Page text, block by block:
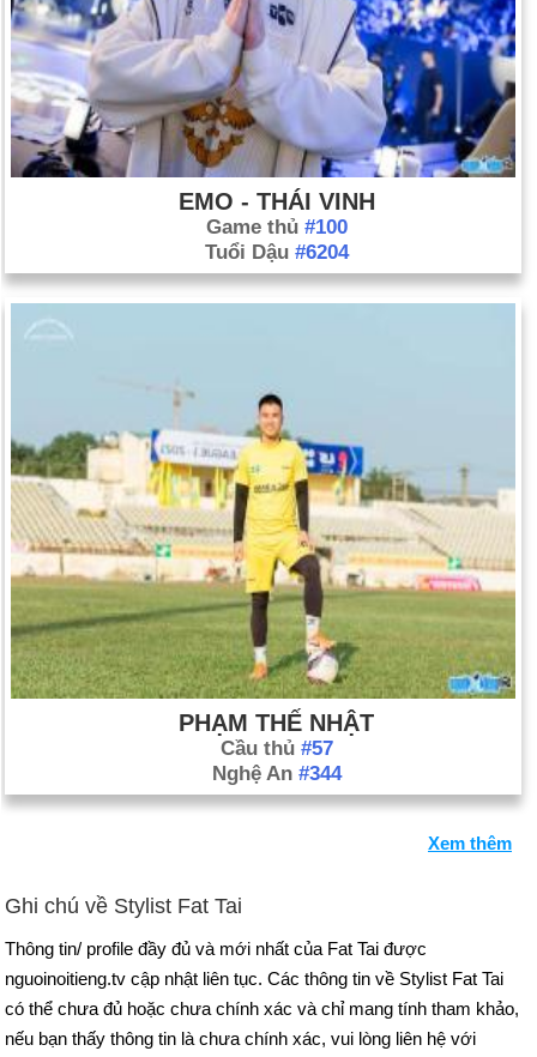
EMO - THÁI VINH
Game thủ #100
Tuổi Dậu #6204
PHẠM THẾ NHẬT
Cầu thủ #57
Nghệ An #344
Xem thêm
Ghi chú về Stylist Fat Tai
Thông tin/ profile đầy đủ và mới nhất của Fat Tai được
nguoinoitieng.tv cập nhật liên tục. Các thông tin về Stylist Fat Tai
có thể chưa đủ hoặc chưa chính xác và chỉ mang tính tham khảo,
nếu bạn thấy thông tin là chưa chính xác, vui lòng liên hệ với